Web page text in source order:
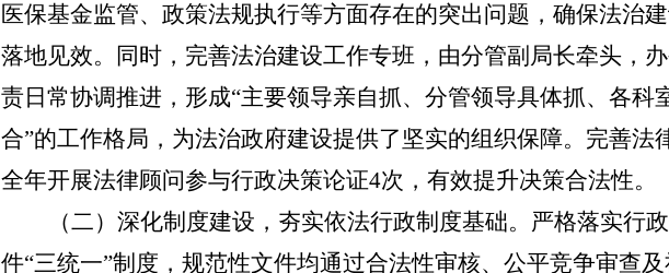
医保基金监管、政策法规执行等方面存在的突出问题，确保法治
落地见效。同时，完善法治建设工作专班，由分管副局长牵头，
责日常协调推进，形成“主要领导亲自抓、分管领导具体抓、各科
合”的工作格局，为法治政府建设提供了坚实的组织保障。完善法
全年开展法律顾问参与行政决策论证4次，有效提升决策合法性。
（二）深化制度建设，夯实依法行政制度基础。 严格落实行
件“三统一”制度，规范性文件均通过合法性审核、公平竞争审查